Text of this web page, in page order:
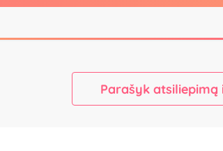
Parašyk atsiliepimą